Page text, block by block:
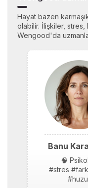
Hayat bazen
olabilir. İlişkiler, stres,
Wengood'da
Banu
🧠
#stres